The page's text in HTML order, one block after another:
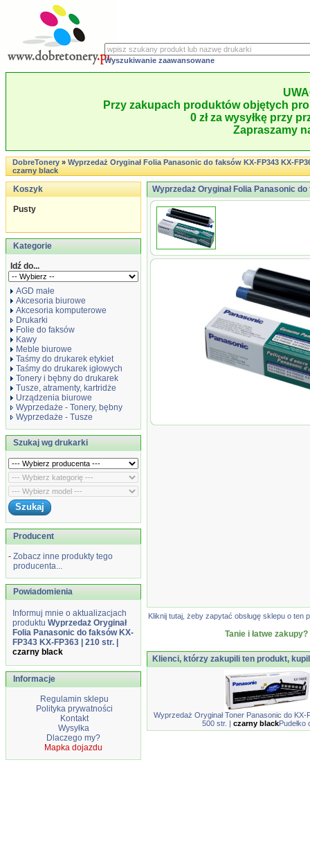
Wyszukiwanie zaawansowane
Przy zakupach produktów objętych
0 zł za wysyłkę przy
Zapraszamy
DobreTonery»Wyprzedaż Oryginał Folia Panasonic do faksów KX-FP343 KX-
czarny black
Koszyk
Pusty
Kategorie
Idź do...
AGD małe
Akcesoria biurowe
Akcesoria komputerowe
Drukarki
Folie do faksów
Kawy
Meble biurowe
Taśmy do drukarek etykiet
Taśmy do drukarek igłowych
Tonery i bębny do drukarek
Tusze, atramenty, kartridże
Urządzenia biurowe
Wyprzedaże - Tonery, bębny
Wyprzedaże - Tusze
Szukaj wg drukarki
Producent
- Zobacz inne produkty tego
producenta...
Powiadomienia
Informuj mnie o aktualizacjach
produktu Wyprzedaż Oryginał
Folia Panasonic do faksów KX-
FP343 KX-FP363 | 210 str. |
czarny black
Informacje
Regulamin sklepu
Polityka prywatności
Kontakt
Wysyłka
Dlaczego my?
Mapka dojazdu
Wyprzedaż Oryginał Folia Panasonic
Wyprzedaż Oryginał Folia
Kliknij tutaj, żeby zapytać obsługę sklepu o
Tanie i łatwe
Klienci, którzy zakupili ten produkt,
Wyprzedaż Oryginał Toner Panasonic do KX-
500 str. | czarny blackPudełko